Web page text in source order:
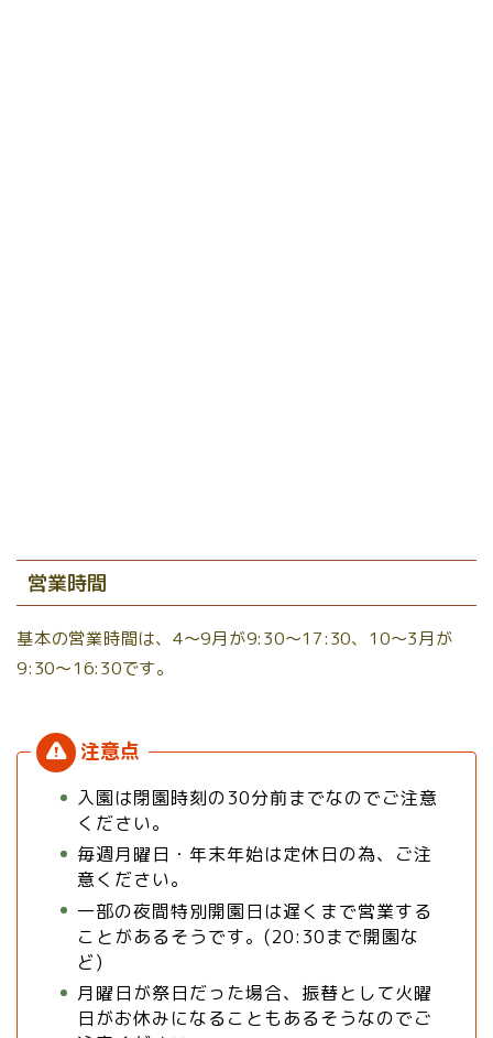
営業時間
基本の営業時間は、4〜9月が9:30〜17:30、10〜3月が
9:30〜16:30です。
入園は閉園時刻の30分前までなのでご注意
ください。
毎週月曜日・年末年始は定休日の為、ご注
意ください。
一部の夜間特別開園日は遅くまで営業する
ことがあるそうです。(20:30まで開園な
ど)
月曜日が祭日だった場合、振替として火曜
日がお休みになることもあるそうなのでご